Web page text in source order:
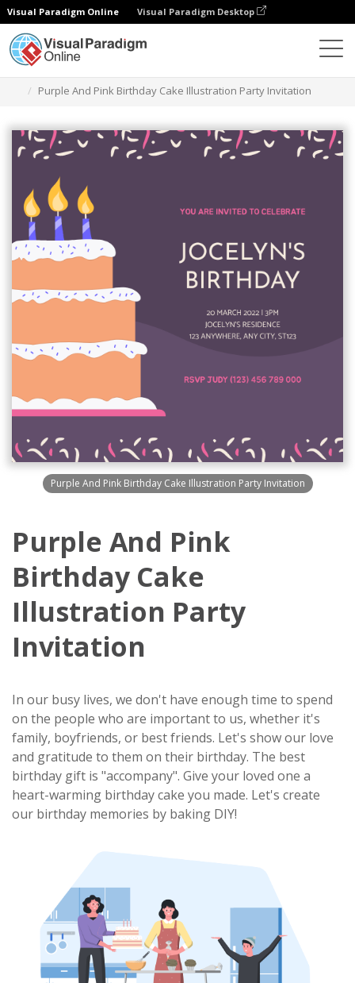
Visual Paradigm Online Visual Paradigm Desktop
Purple And Pink Birthday Cake Illustration Party Invitation
Purple And Pink Birthday Cake Illustration Party Invitation
Purple And Pink
Birthday Cake
Illustration Party
Invitation
In our busy lives, we don't have enough time to spend
on the people who are important to us, whether it's
family, boyfriends, or best friends. Let's show our love
and gratitude to them on their birthday. The best
birthday gift is "accompany". Give your loved one a
heart-warming birthday cake you made. Let's create
our birthday memories by baking DIY!